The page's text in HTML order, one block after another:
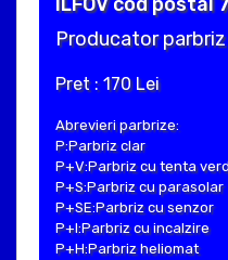
Producator parbriz
Pret : 170 Lei
Abrevieri parbrize:
P:Parbriz clar
P+V:Parbriz cu tenta
P+S:Parbriz cu parasolar
P+SE:Parbriz cu senzor
P+I:Parbriz cu incalzire
P+H:Parbriz heliomat